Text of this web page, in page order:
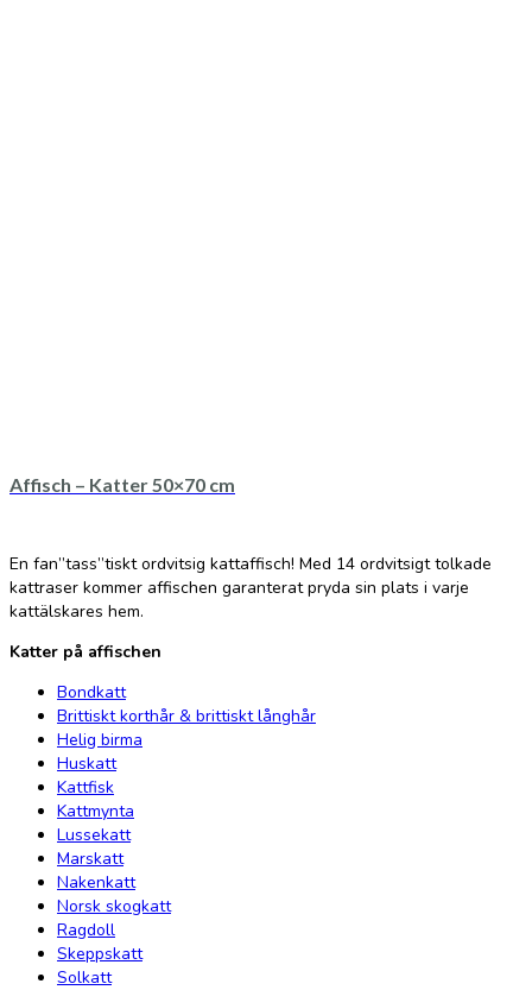
Affisch – Katter 50×70 cm
En fan”tass”tiskt ordvitsig kattaffisch! Med 14 ordvitsigt tolkade
kattraser kommer affischen garanterat pryda sin plats i varje
kattälskares hem.
Katter på affischen
Bondkatt
Brittiskt korthår & brittiskt långhår
Helig birma
Huskatt
Kattfisk
Kattmynta
Lussekatt
Marskatt
Nakenkatt
Norsk skogkatt
Ragdoll
Skeppskatt
Solkatt